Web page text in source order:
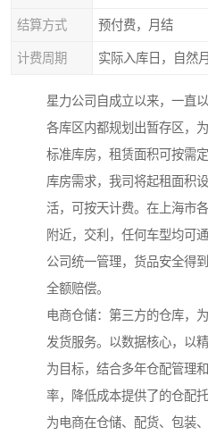
结算方式 预付费，月结
计费周期 实际入库日，自然月
星力公司自成立以来，一直
各库区内都规划出暂存区，
标准库房，租赁面积可按需
库房需求，我司将起租面积
活，可按天计费。在上海市
附近，交利，任何车型均可
公司统一管理，货品安全得
全额赔偿。
电商仓储：第三方的仓库，
发货服务。以数据核心，以
为目标，结合多年仓配管理
率，降低成本提供了的仓配托
为电商在仓储、配货、包装